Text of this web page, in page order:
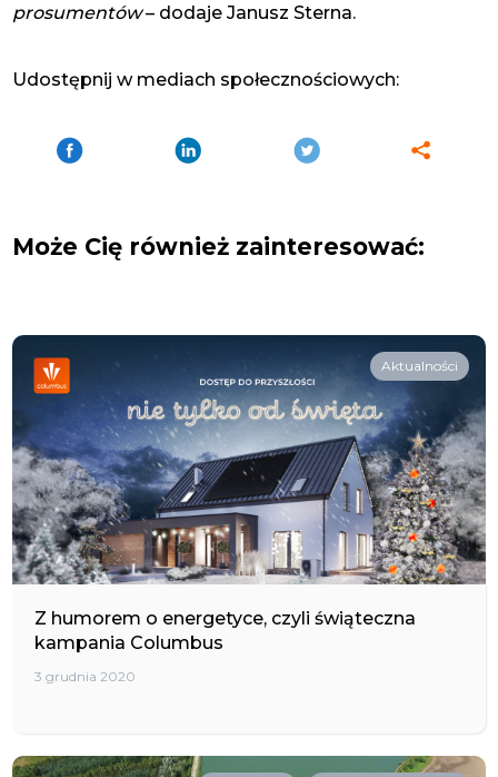
prosumentów– dodaje Janusz Sterna.
Udostępnij w mediach społecznościowych:
Może Cię również zainteresować:
Aktualności
Z humorem o energetyce, czyli świąteczna
kampania Columbus
3 grudnia 2020